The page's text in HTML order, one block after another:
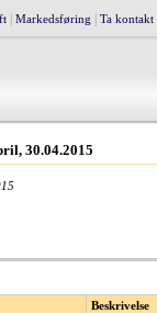
Markedsføring Ta kontakt
30.04.2015
Beskrivelse